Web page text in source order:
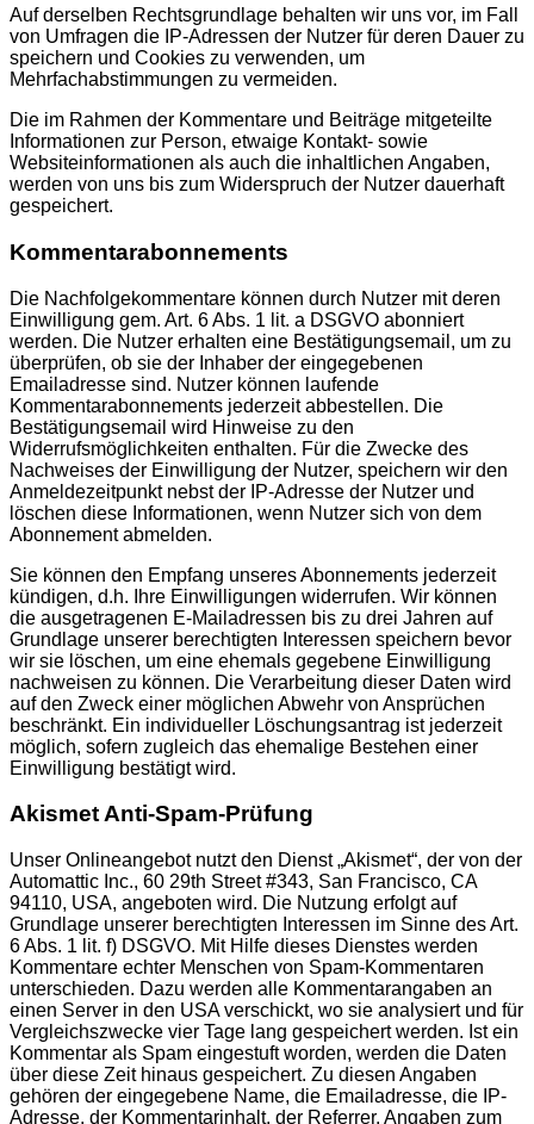
Auf derselben Rechtsgrundlage behalten wir uns vor, im Fall
von Umfragen die IP-Adressen der Nutzer für deren Dauer zu
speichern und Cookies zu verwenden, um
Mehrfachabstimmungen zu vermeiden.
Die im Rahmen der Kommentare und Beiträge mitgeteilte
Informationen zur Person, etwaige Kontakt- sowie
Websiteinformationen als auch die inhaltlichen Angaben,
werden von uns bis zum Widerspruch der Nutzer dauerhaft
gespeichert.
Kommentarabonnements
Die Nachfolgekommentare können durch Nutzer mit deren
Einwilligung gem. Art. 6 Abs. 1 lit. a DSGVO abonniert
werden. Die Nutzer erhalten eine Bestätigungsemail, um zu
überprüfen, ob sie der Inhaber der eingegebenen
Emailadresse sind. Nutzer können laufende
Kommentarabonnements jederzeit abbestellen. Die
Bestätigungsemail wird Hinweise zu den
Widerrufsmöglichkeiten enthalten. Für die Zwecke des
Nachweises der Einwilligung der Nutzer, speichern wir den
Anmeldezeitpunkt nebst der IP-Adresse der Nutzer und
löschen diese Informationen, wenn Nutzer sich von dem
Abonnement abmelden.
Sie können den Empfang unseres Abonnements jederzeit
kündigen, d.h. Ihre Einwilligungen widerrufen. Wir können
die ausgetragenen E-Mailadressen bis zu drei Jahren auf
Grundlage unserer berechtigten Interessen speichern bevor
wir sie löschen, um eine ehemals gegebene Einwilligung
nachweisen zu können. Die Verarbeitung dieser Daten wird
auf den Zweck einer möglichen Abwehr von Ansprüchen
beschränkt. Ein individueller Löschungsantrag ist jederzeit
möglich, sofern zugleich das ehemalige Bestehen einer
Einwilligung bestätigt wird.
Akismet Anti-Spam-Prüfung
Unser Onlineangebot nutzt den Dienst „Akismet“, der von der
Automattic Inc., 60 29th Street #343, San Francisco, CA
94110, USA, angeboten wird. Die Nutzung erfolgt auf
Grundlage unserer berechtigten Interessen im Sinne des Art.
6 Abs. 1 lit. f) DSGVO. Mit Hilfe dieses Dienstes werden
Kommentare echter Menschen von Spam-Kommentaren
unterschieden. Dazu werden alle Kommentarangaben an
einen Server in den USA verschickt, wo sie analysiert und für
Vergleichszwecke vier Tage lang gespeichert werden. Ist ein
Kommentar als Spam eingestuft worden, werden die Daten
über diese Zeit hinaus gespeichert. Zu diesen Angaben
gehören der eingegebene Name, die Emailadresse, die IP-
Adresse, der Kommentarinhalt, der Referrer, Angaben zum